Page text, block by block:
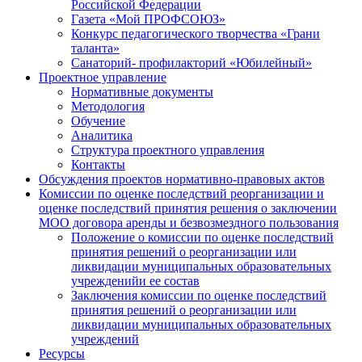
Российской Федерации
Газета «Мой ПРОФСОЮЗ»
Конкурс педагогического творчества «Грани
таланта»
Санаторий- профилакторий «Юбилейный»
Проектное управление
Нормативные документы
Методология
Обучение
Аналитика
Структура проектного управления
Контакты
Обсуждения проектов нормативно-правовых актов
Комиссии по оценке последствий реорганизации и
оценке последствий принятия решения о заключении
МОО договора аренды и безвозмездного пользования
Положение о комиссии по оценке последствий
принятия решений о реорганизации или
ликвидации муниципальных образовательных
учрежденийи ее состав
Заключения комиссии по оценке последствий
принятия решений о реорганизации или
ликвидации муниципальных образовательных
учреждений
Ресурсы